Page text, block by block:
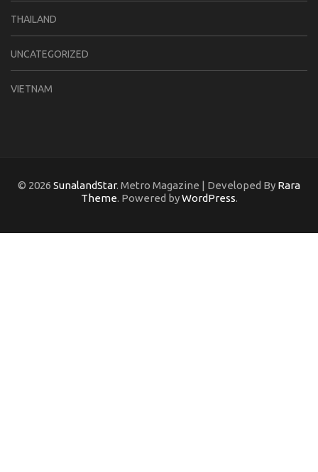
THAILAND
UNCATEGORIZED
VIETNAM
© 2026 SunalandStar. Metro Magazine | Developed By Rara
Theme. Powered byWordPress.